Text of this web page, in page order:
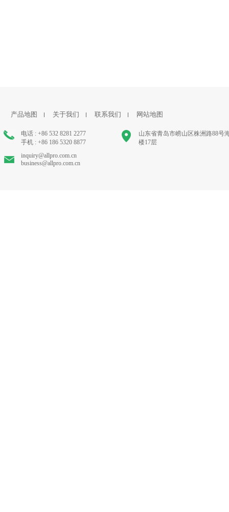
产品地图 关于我们 联系我们 网站地图
电话 : +86 532 8281 2277
手机 : +86 186 5320 8877
inquiry@allpro.com.cn
business@allpro.com.cn
山东省青岛市崂山区株洲路88号
楼17层